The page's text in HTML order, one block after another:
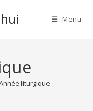
Menu
liturgique